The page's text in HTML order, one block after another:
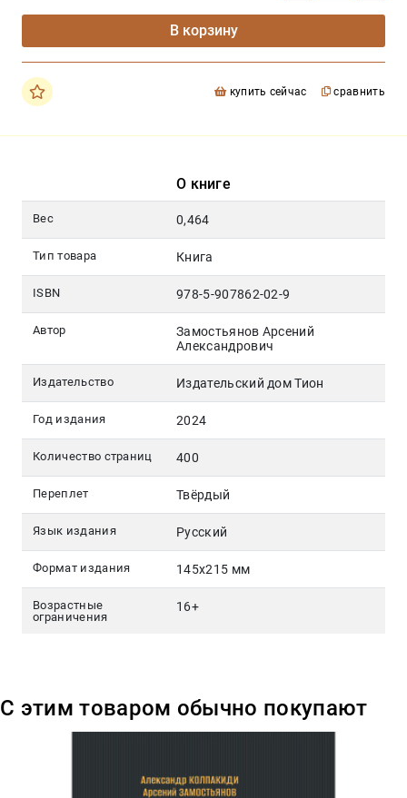
В корзину
купить сейчас сравнить
О книге
Вес 0,464
Тип товара Книга
ISBN 978-5-907862-02-9
Автор
Замостьянов Арсений
Александрович
Издательство Издательский дом Тион
Год издания 2024
Количество страниц 400
Переплет Твёрдый
Язык издания Русский
Формат издания 145х215 мм
Возрастные
ограничения
16+
С этим товаром обычно покупают
79
Москва